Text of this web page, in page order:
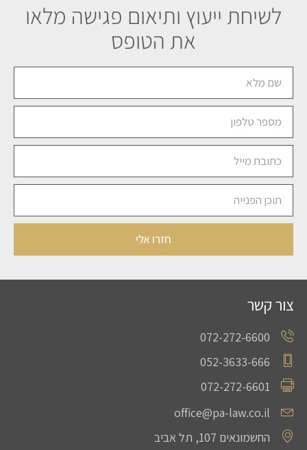
לשיחת ייעוץ ותיאום פגישה מלאו
את הטופס
חזרו אלי
צור קשר
072-272-6600
052-3633-666
072-272-6601
office@pa-law.co.il
החשמונאים 107, תל אביב